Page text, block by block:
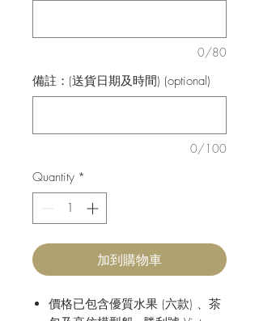
0/80
備註：(送貨日期及時間) (optional)
0/100
Quantity *
加到購物車
價格已包含優質水果 (六款) 、茶